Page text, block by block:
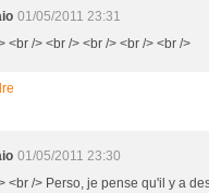
01/05/2011 23:31
<br /> <br /> <br /> <br /> <br />
01/05/2011 23:30
<br /> Perso, je pense qu'il y a